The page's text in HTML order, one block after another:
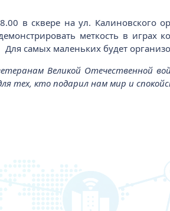
в сквере на ул. Калиновского
меткость в играх
самых маленьких будет
Великой Отечественной
тех, кто подарил нам мир и